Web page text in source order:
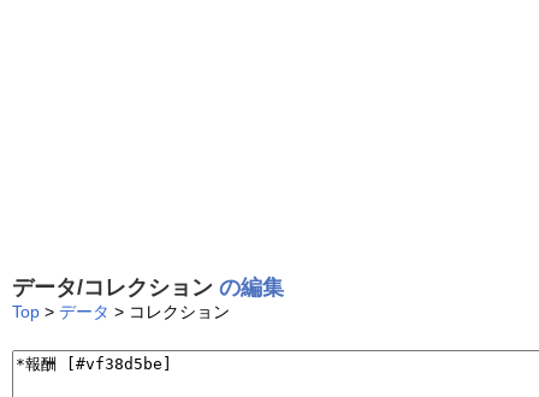
データ/コレクション の編集
Top > データ > コレクション